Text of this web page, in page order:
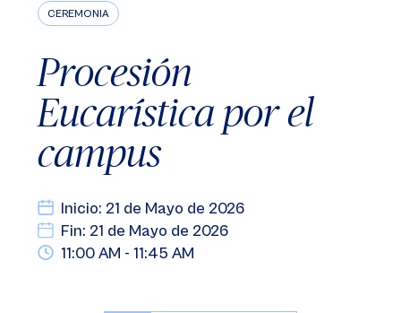
CEREMONIA
Procesión
Eucarística por el
campus
Inicio: 21 de Mayo de 2026
Fin: 21 de Mayo de 2026
11:00 AM - 11:45 AM